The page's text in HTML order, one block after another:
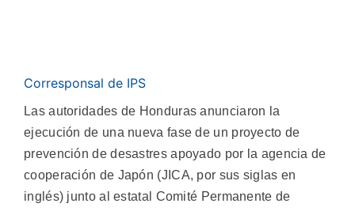
Corresponsal de IPS
Las autoridades de Honduras anunciaron la
ejecución de una nueva fase de un proyecto de
prevención de desastres apoyado por la agencia de
cooperación de Japón (JICA, por sus siglas en
inglés) junto al estatal Comité Permanente de